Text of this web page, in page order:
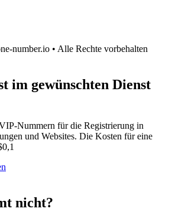
number.io • Alle Rechte vorbehalten
im gewünschten Dienst
Nummern für die Registrierung in
und Websites. Die Kosten für eine
nicht?